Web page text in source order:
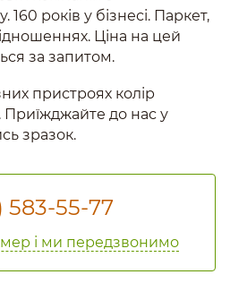
років у бізнесі. Паркет,
Ціна на цей
за запитом.
пристроях колір
Приїжджайте до нас у
зразок.
583-55-77
і ми передзвонимо